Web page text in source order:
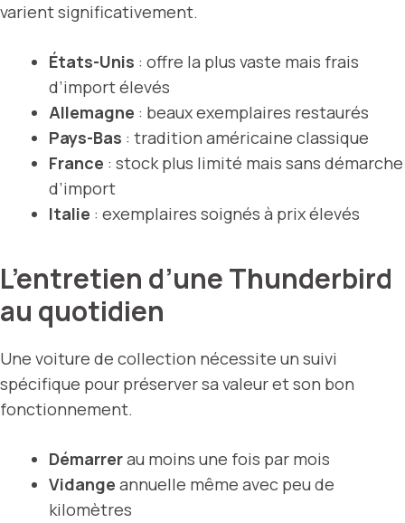
varient significativement.
États-Unis : offre la plus vaste mais frais
d’import élevés
Allemagne : beaux exemplaires restaurés
Pays-Bas : tradition américaine classique
France : stock plus limité mais sans démarche
d’import
Italie : exemplaires soignés à prix élevés
L’entretien d’une Thunderbird
au quotidien
Une voiture de collection nécessite un suivi
spécifique pour préserver sa valeur et son bon
fonctionnement.
Démarrerau moins une fois par mois
Vidange annuelle même avec peu de
kilomètres